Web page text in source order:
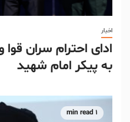
اخبار
ادای احترام سران
به پیکر امام شهید
1 min read